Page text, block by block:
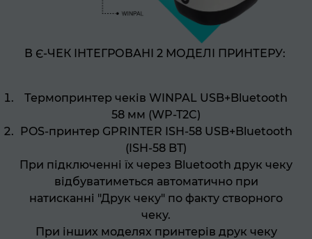
В Є-ЧЕК ІНТЕГРОВАНІ 2 МОДЕЛІ ПРИНТЕРУ:
Термопринтер чеків WINPAL USB+Bluetooth
58 мм (WP-T2C)
POS-принтер GPRINTER ISH-58 USB+Bluetooth
(ISH-58 BT)
При підключенні їх через Bluetooth друк чеку
відбуватиметься автоматично при
натисканні "Друк чеку" по факту створного
чеку.
При інших моделях принтерів друк чеку